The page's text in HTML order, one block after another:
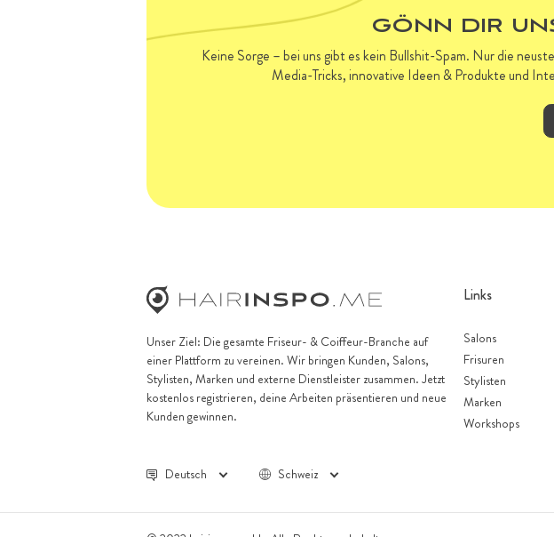
GÖNN DIR
Keine Sorge – bei uns gibt es kein Bullshit-Spam. Nur die
Media-Tricks, innovative Ideen & Produkte und
Unser Ziel: Die gesamte Friseur- & Coiffeur-Branche auf
einer Plattform zu vereinen. Wir bringen Kunden, Salons,
Stylisten, Marken und externe Dienstleister zusammen. Jetzt
kostenlos registrieren, deine Arbeiten präsentieren und neue
Kunden gewinnen.
Deutsch Schweiz
Links
Salons
Frisuren
Stylisten
Marken
Workshops